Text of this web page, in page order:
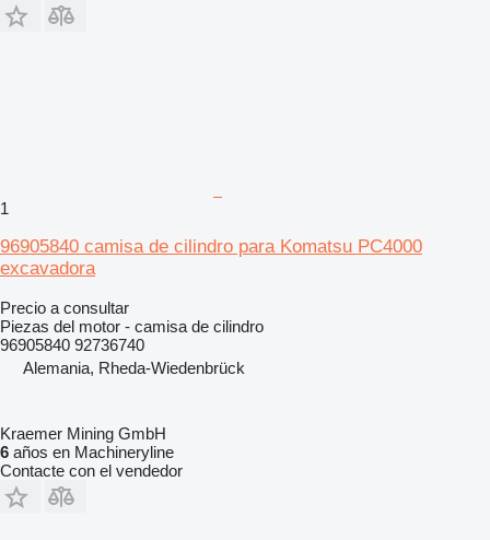
1
96905840 camisa de cilindro para Komatsu PC4000
excavadora
Precio a consultar
Piezas del motor - camisa de cilindro
96905840 92736740
Alemania, Rheda-Wiedenbrück
Kraemer Mining GmbH
6 años en Machineryline
Contacte con el vendedor